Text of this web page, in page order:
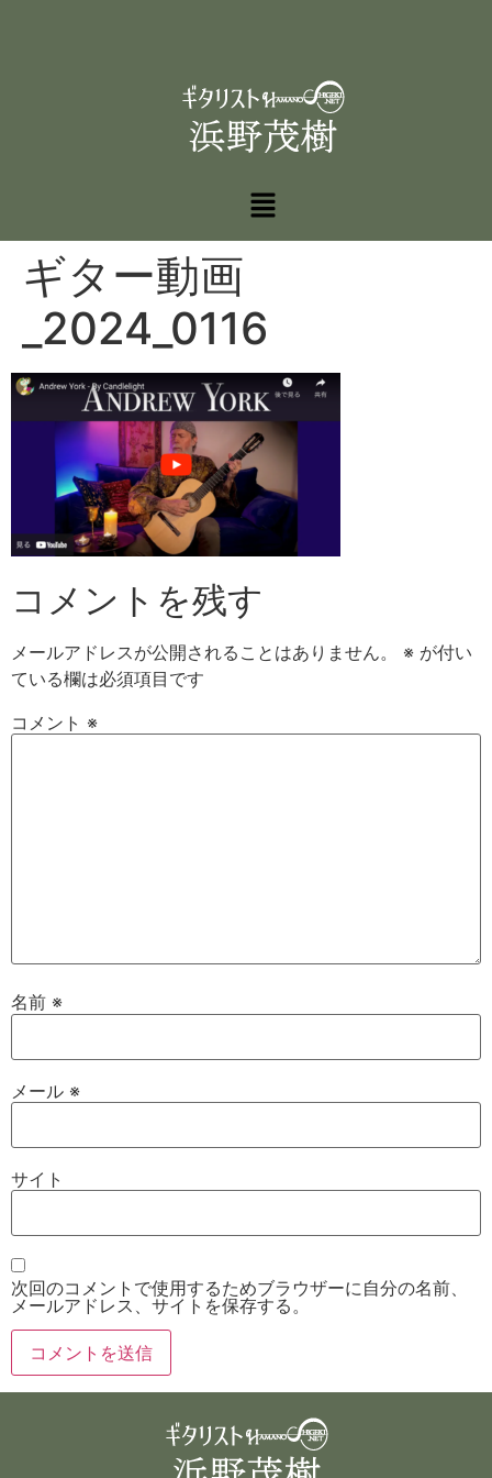
ギター動画
_2024_0116
コメントを残す
メールアドレスが公開されることはありません。 ※ が付い
ている欄は必須項目です
コメント ※
名前 ※
メール ※
サイト
次回のコメントで使用するためブラウザーに自分の名前、
メールアドレス、サイトを保存する。